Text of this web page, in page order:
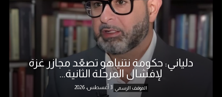
دلياني: حكومة نتنياهو تصعّد مجازر غزة
لإفشال المرحلة الثانية...
الموقف الرسمي 3 أغسطس، 2026